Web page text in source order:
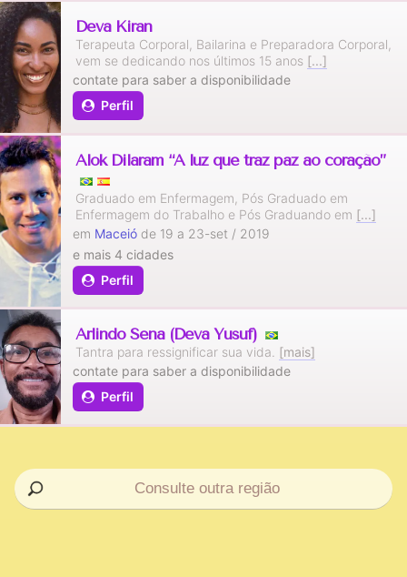
Deva Kiran
Terapeuta Corporal, Bailarina e Preparadora Corporal,
vem se dedicando nos últimos 15 anos [...]
Perfil
contate para saber a disponibilidade
Alok Dilaram “A luz que traz paz ao coração”
Graduado em Enfermagem, Pós Graduado em
Enfermagem do Trabalho e Pós Graduando em [...]
Perfil
em Maceióde 19 a 23-set / 2019
e mais 4 cidades
Arlindo Sena (Deva Yusuf)
Tantra para ressignificar sua vida. [mais]
Perfil
contate para saber a disponibilidade